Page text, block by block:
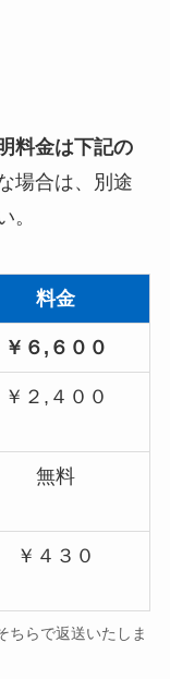
料金は下記の
場合は、別途
。
料金
￥６,６００
￥２,４００
無料
￥４３０
ちらで返送いたしま